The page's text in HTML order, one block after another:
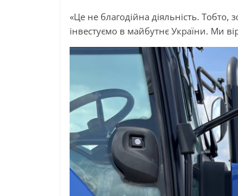
«Це не благодійна діяльність.
інвестуємо в майбутнє України. Ми